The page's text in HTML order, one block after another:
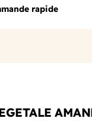
rapide